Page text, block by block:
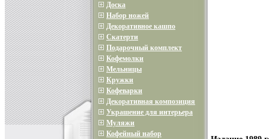
Доска
Набор ножей
Декоративное кашпо
Скатерти
Подарочный комплект
Кофемолки
Мельницы
Кружки
Кофеварки
Декоративная композиция
Украшение для интерьера
Муляжи
Кофейный набор